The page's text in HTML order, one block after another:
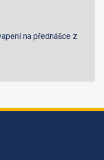
na přednášce z